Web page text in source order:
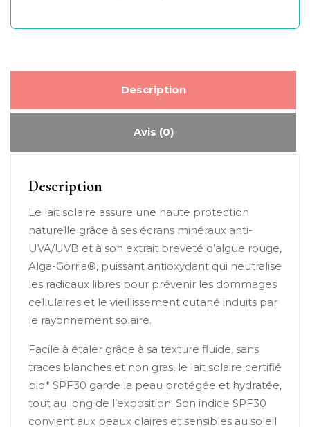
Description
Avis (0)
Description
Le lait solaire assure une haute protection
naturelle grâce à ses écrans minéraux anti-
UVA/UVB et à son extrait breveté d’algue rouge,
Alga-Gorria®, puissant antioxydant qui neutralise
les radicaux libres pour prévenir les dommages
cellulaires et le vieillissement cutané induits par
le rayonnement solaire.
Facile à étaler grâce à sa texture fluide, sans
traces blanches et non gras, le lait solaire certifié
bio* SPF30 garde la peau protégée et hydratée,
tout au long de l’exposition. Son indice SPF30
convient aux peaux claires et sensibles au soleil